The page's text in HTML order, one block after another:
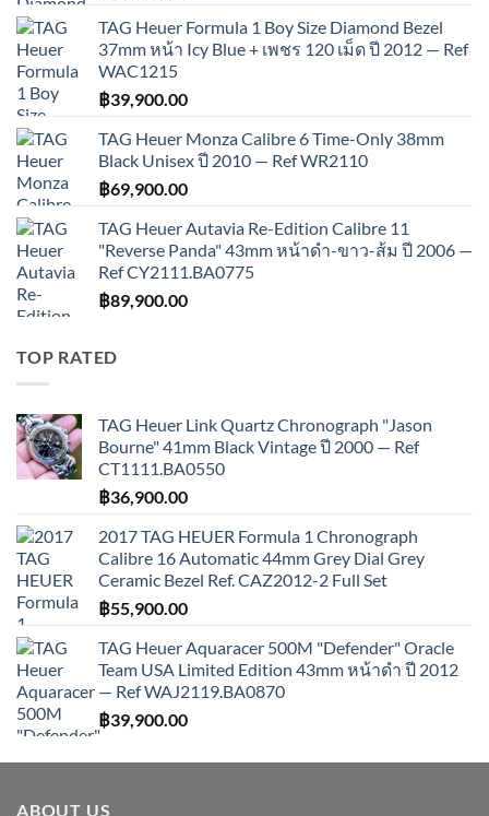
TAG Heuer Formula 1 Boy Size Diamond Bezel
37mm หน้า Icy Blue + เพชร 120 เม็ด ปี 2012 — Ref
WAC1215
฿39,900.00
TAG Heuer Monza Calibre 6 Time-Only 38mm
Black Unisex ปี 2010 — Ref WR2110
฿69,900.00
TAG Heuer Autavia Re-Edition Calibre 11
"Reverse Panda" 43mm หน้าดำ-ขาว-ส้ม ปี 2006 —
Ref CY2111.BA0775
฿89,900.00
TOP RATED
TAG Heuer Link Quartz Chronograph "Jason
Bourne" 41mm Black Vintage ปี 2000 — Ref
CT1111.BA0550
฿36,900.00
2017 TAG HEUER Formula 1 Chronograph
Calibre 16 Automatic 44mm Grey Dial Grey
Ceramic Bezel Ref. CAZ2012-2 Full Set
฿55,900.00
TAG Heuer Aquaracer 500M "Defender" Oracle
Team USA Limited Edition 43mm หน้าดำ ปี 2012
— Ref WAJ2119.BA0870
฿39,900.00
ABOUT US